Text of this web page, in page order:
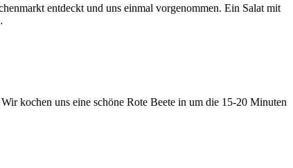
entdeckt und uns einmal vorgenommen. Ein Salat mit
kochen uns eine schöne Rote Beete in um die 15-20 Minuten